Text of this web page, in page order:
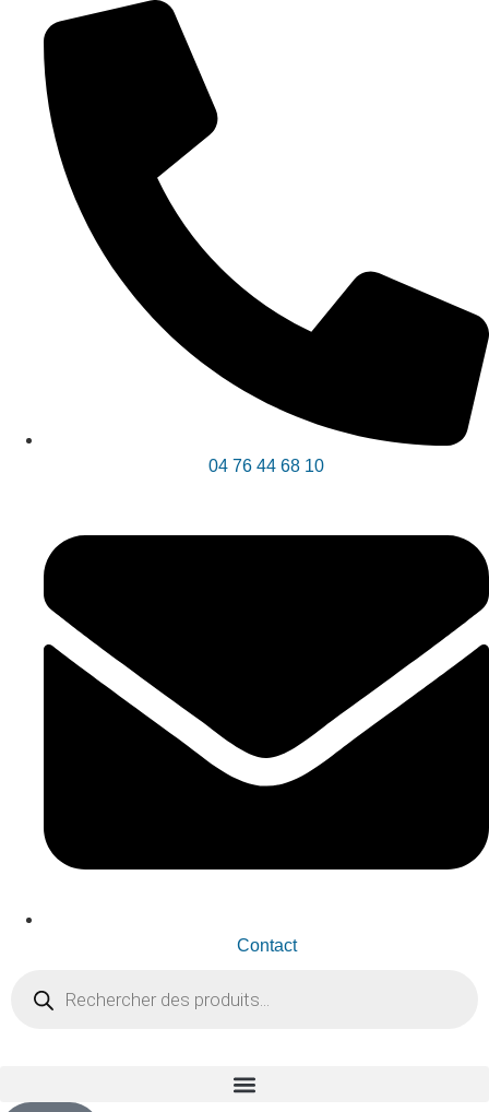
04 76 44 68 10
Contact